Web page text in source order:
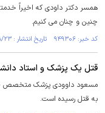
همسر دکتر داودی که اخیراً
چنین و چنان می کنیم.
کد خبر: ۹۴۹۳۰۶ تاریخ انتشار : ۱۴۰۳/۰۸/۲۳
قتل یک پزشک و استاد
مسعود داوودی پزشک متخصص
به قتل رسیده است.